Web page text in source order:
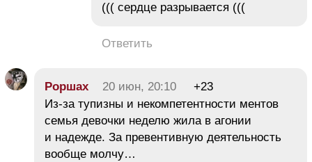
((( сердце разрывается (((
Ответить
Роршах 20 июн, 20:10
+23
Из-за тупизны и некомпетентности ментов
семья девочки неделю жила в агонии
и надежде. За превентивную деятельность
вообще молчу…